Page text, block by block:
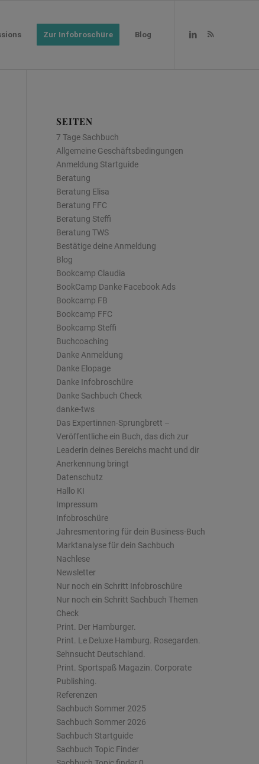
Zur Infobroschüre Blog
SEITEN
7 Tage Sachbuch
Allgemeine Geschäftsbedingungen
Anmeldung Startguide
Beratung
Beratung Elisa
Beratung FFC
Beratung Steffi
Beratung TWS
Bestätige deine Anmeldung
Blog
Bookcamp Claudia
BookCamp Danke Facebook Ads
Bookcamp FB
Bookcamp FFC
Bookcamp Steffi
Buchcoaching
Danke Anmeldung
Danke Elopage
Danke Infobroschüre
Danke Sachbuch Check
danke-tws
Das Expertinnen-Sprungbrett –
Veröffentliche ein Buch, das dich zur
Leaderin deines Bereichs macht und dir
Anerkennung bringt
Datenschutz
Hallo KI
Impressum
Infobroschüre
Jahresmentoring für dein Business-Buch
Marktanalyse für dein Sachbuch
Nachlese
Newsletter
Nur noch ein Schritt Infobroschüre
Nur noch ein Schritt Sachbuch Themen
Check
Print. Der Hamburger.
Print. Le Deluxe Hamburg. Rosegarden.
Sehnsucht Deutschland.
Print. Sportspaß Magazin. Corporate
Publishing.
Referenzen
Sachbuch Sommer 2025
Sachbuch Sommer 2026
Sachbuch Startguide
Sachbuch Topic Finder